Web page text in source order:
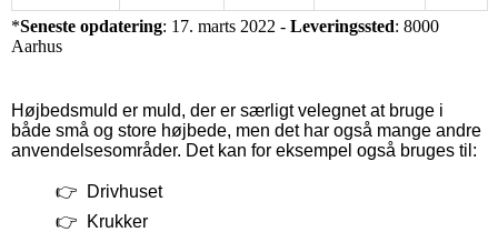
*Seneste opdatering: 17. marts 2022 - Leveringssted: 8000
Aarhus
Højbedsmuld er muld, der er særligt velegnet at bruge i
både små og store højbede, men det har også mange andre
anvendelsesområder. Det kan for eksempel også bruges til:
Drivhuset
Krukker